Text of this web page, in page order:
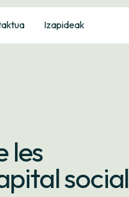
Izapideak
les
social